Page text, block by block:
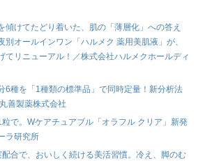
傾けてたどり着いた、肌の「薄層化」への答え
別オールインワン「ハルメク 薬用美肌液」が、
てリニューアル！／株式会社ハルメクホールディ
6種を「1種類の標準品」で同時定量！新分析法
善製薬株式会社
で。Wケアチュアブル「オラフル クリア」新発
ラ研究所
合で、おいしく続ける美活習慣。冷え、脚のむ